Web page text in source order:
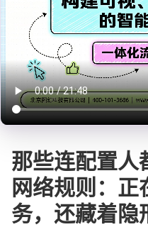
那些连配置人
网络规则：
务，还藏着隐